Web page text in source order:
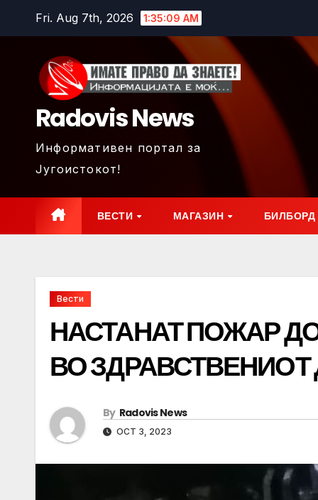
Fri. Aug 7th, 2026 1:35:11 AM
Radovis News
Информативен портал за
Југоистокот!
ВЕСТИ МАГАЗИН БИЛБОРД
Вести
НАСТАНАТ ПОЖАР
ВО
By Radovis News
OCT 3, 2023